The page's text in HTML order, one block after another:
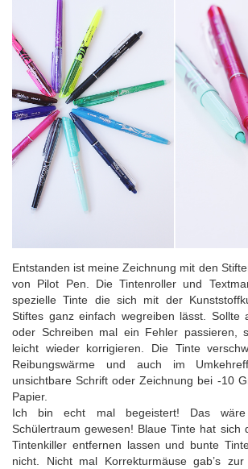
Entstanden ist meine Zeichnung mit den
von Pilot Pen. Die Tintenroller und
spezielle Tinte die sich mit der
Stiftes ganz einfach wegreiben lässt. Sollte
oder Schreiben mal ein Fehler passieren,
leicht wieder korrigieren. Die Tinte
Reibungswärme und auch im
unsichtbare Schrift oder Zeichnung bei -10
Papier.
Ich bin echt mal begeistert! Das
Schülertraum gewesen! Blaue Tinte hat sich
Tintenkiller entfernen lassen und bunte
nicht. Nicht mal Korrekturmäuse gab’s